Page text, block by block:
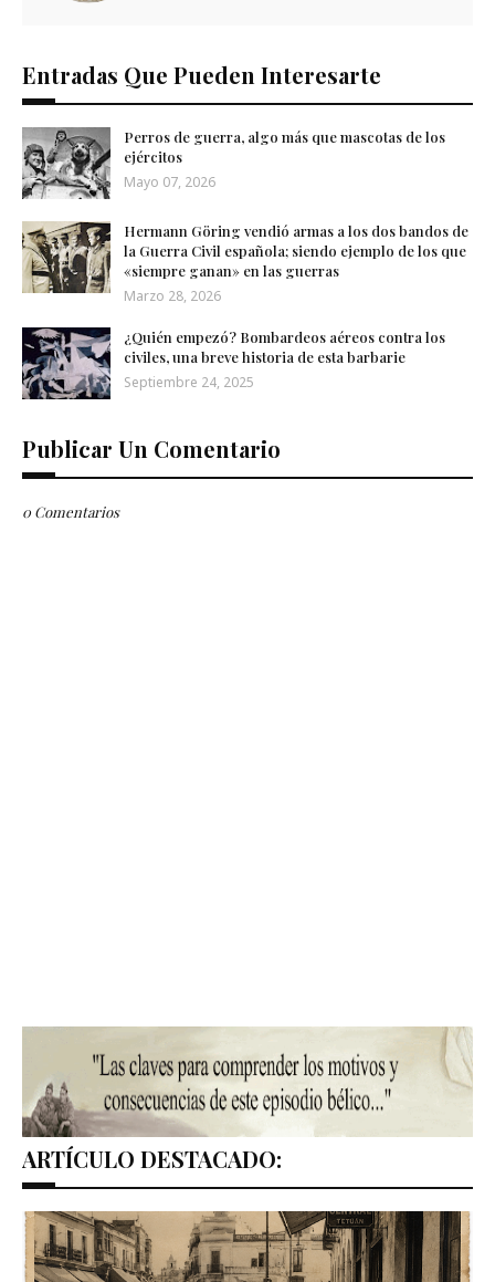
Entradas Que Pueden Interesarte
Perros de guerra, algo más que mascotas de los
ejércitos
Mayo 07, 2026
Hermann Göring vendió armas a los dos bandos de
la Guerra Civil española; siendo ejemplo de los que
«siempre ganan» en las guerras
Marzo 28, 2026
¿Quién empezó? Bombardeos aéreos contra los
civiles, una breve historia de esta barbarie
Septiembre 24, 2025
Publicar Un Comentario
0 Comentarios
ARTÍCULO DESTACADO: